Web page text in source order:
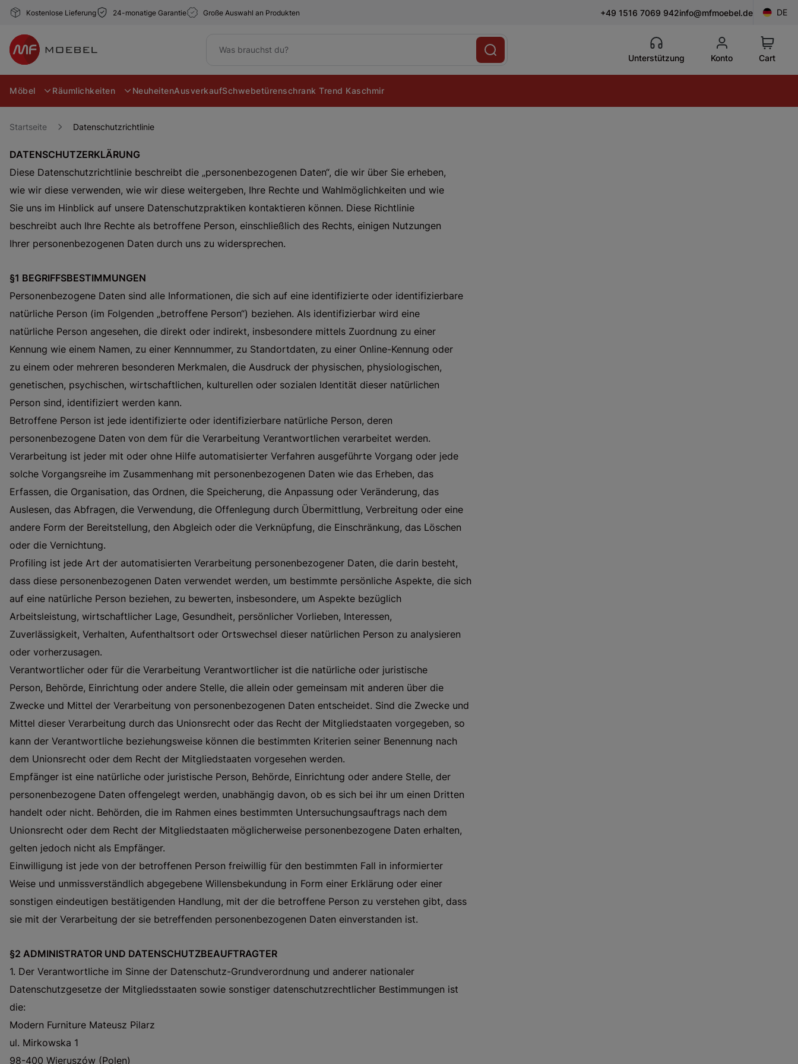
Kostenlose Lieferung 24-monatige Garantie Große Auswahl an Produkten +49 1516 7069 942info@mfmoebel.de DE
Unterstützung Konto Cart
Möbel Räumlichkeiten NeuheitenAusverkaufSchwebetürenschrank Trend Kaschmir
Startseite Datenschutzrichtlinie
DATENSCHUTZERKLÄRUNG
Diese Datenschutzrichtlinie beschreibt die „personenbezogenen Daten“, die wir über Sie erheben,
wie wir diese verwenden, wie wir diese weitergeben, Ihre Rechte und Wahlmöglichkeiten und wie
Sie uns im Hinblick auf unsere Datenschutzpraktiken kontaktieren können. Diese Richtlinie
beschreibt auch Ihre Rechte als betroffene Person, einschließlich des Rechts, einigen Nutzungen
Ihrer personenbezogenen Daten durch uns zu widersprechen.
§1 BEGRIFFSBESTIMMUNGEN
Personenbezogene Daten sind alle Informationen, die sich auf eine identifizierte oder identifizierbare
natürliche Person (im Folgenden „betroffene Person“) beziehen. Als identifizierbar wird eine
natürliche Person angesehen, die direkt oder indirekt, insbesondere mittels Zuordnung zu einer
Kennung wie einem Namen, zu einer Kennnummer, zu Standortdaten, zu einer Online-Kennung oder
zu einem oder mehreren besonderen Merkmalen, die Ausdruck der physischen, physiologischen,
genetischen, psychischen, wirtschaftlichen, kulturellen oder sozialen Identität dieser natürlichen
Person sind, identifiziert werden kann.
Betroffene Person ist jede identifizierte oder identifizierbare natürliche Person, deren
personenbezogene Daten von dem für die Verarbeitung Verantwortlichen verarbeitet werden.
Verarbeitung ist jeder mit oder ohne Hilfe automatisierter Verfahren ausgeführte Vorgang oder jede
solche Vorgangsreihe im Zusammenhang mit personenbezogenen Daten wie das Erheben, das
Erfassen, die Organisation, das Ordnen, die Speicherung, die Anpassung oder Veränderung, das
Auslesen, das Abfragen, die Verwendung, die Offenlegung durch Übermittlung, Verbreitung oder eine
andere Form der Bereitstellung, den Abgleich oder die Verknüpfung, die Einschränkung, das Löschen
oder die Vernichtung.
Profiling ist jede Art der automatisierten Verarbeitung personenbezogener Daten, die darin besteht,
dass diese personenbezogenen Daten verwendet werden, um bestimmte persönliche Aspekte, die sich
auf eine natürliche Person beziehen, zu bewerten, insbesondere, um Aspekte bezüglich
Arbeitsleistung, wirtschaftlicher Lage, Gesundheit, persönlicher Vorlieben, Interessen,
Zuverlässigkeit, Verhalten, Aufenthaltsort oder Ortswechsel dieser natürlichen Person zu analysieren
oder vorherzusagen.
Verantwortlicher oder für die Verarbeitung Verantwortlicher ist die natürliche oder juristische
Person, Behörde, Einrichtung oder andere Stelle, die allein oder gemeinsam mit anderen über die
Zwecke und Mittel der Verarbeitung von personenbezogenen Daten entscheidet. Sind die Zwecke und
Mittel dieser Verarbeitung durch das Unionsrecht oder das Recht der Mitgliedstaaten vorgegeben, so
kann der Verantwortliche beziehungsweise können die bestimmten Kriterien seiner Benennung nach
dem Unionsrecht oder dem Recht der Mitgliedstaaten vorgesehen werden.
Empfänger ist eine natürliche oder juristische Person, Behörde, Einrichtung oder andere Stelle, der
personenbezogene Daten offengelegt werden, unabhängig davon, ob es sich bei ihr um einen Dritten
handelt oder nicht. Behörden, die im Rahmen eines bestimmten Untersuchungsauftrags nach dem
Unionsrecht oder dem Recht der Mitgliedstaaten möglicherweise personenbezogene Daten erhalten,
gelten jedoch nicht als Empfänger.
Einwilligung ist jede von der betroffenen Person freiwillig für den bestimmten Fall in informierter
Weise und unmissverständlich abgegebene Willensbekundung in Form einer Erklärung oder einer
sonstigen eindeutigen bestätigenden Handlung, mit der die betroffene Person zu verstehen gibt, dass
sie mit der Verarbeitung der sie betreffenden personenbezogenen Daten einverstanden ist.
§2 ADMINISTRATOR UND DATENSCHUTZBEAUFTRAGTER
1. Der Verantwortliche im Sinne der Datenschutz-Grundverordnung und anderer nationaler
Datenschutzgesetze der Mitgliedsstaaten sowie sonstiger datenschutzrechtlicher Bestimmungen ist
die:
Modern Furniture Mateusz Pilarz
ul. Mirkowska 1
98-400 Wieruszów (Polen)